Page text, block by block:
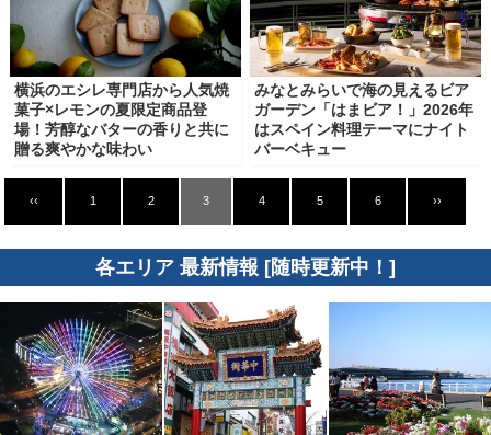
横浜のエシレ専門店から人気焼
菓子×レモンの夏限定商品登
場！芳醇なバターの香りと共に
贈る爽やかな味わい
みなとみらいで海の見えるビア
ガーデン「はまビア！」2026年
はスペイン料理テーマにナイト
バーベキュー
‹‹ 1 2 3 4 5 6 ››
各エリア 最新情報 [随時更新中！]